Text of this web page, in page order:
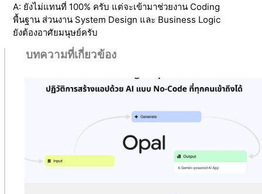
A: ยังไม่แทนที่ 100% ครับ แต่จะเข้ามาช่วยงาน Coding
พื้นฐาน ส่วนงาน System Design และ Business Logic
ยังต้องอาศัยมนุษย์ครับ
บทความที่เกี่ยวข้อง